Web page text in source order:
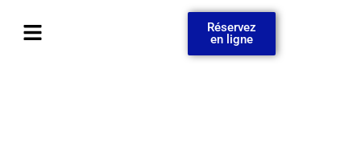
Réservez
en ligne